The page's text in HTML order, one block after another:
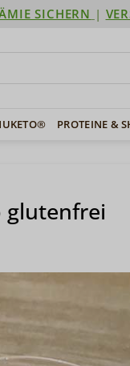
SICHERN |
PROTEINE &
glutenfrei